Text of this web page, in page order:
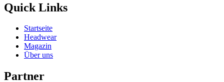
Quick Links
Startseite
Headwear
Magazin
Über uns
Partner